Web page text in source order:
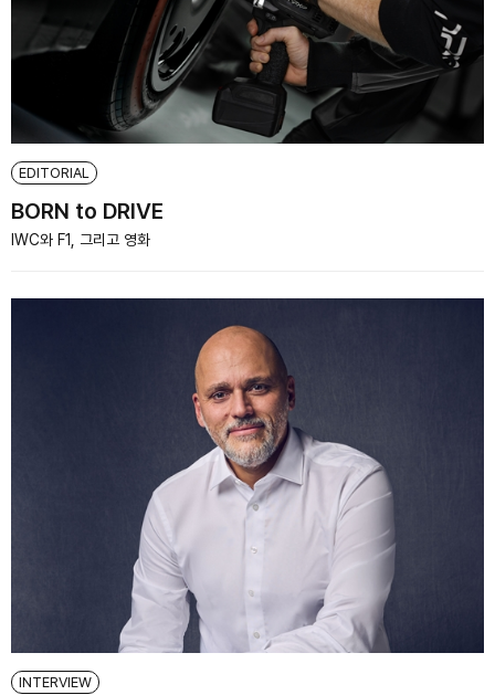
EDITORIAL
BORN to DRIVE
IWC와 F1, 그리고 영화
INTERVIEW